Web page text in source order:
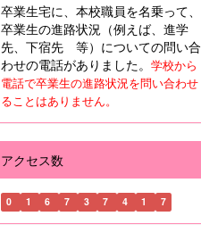
卒業生宅に、本校職員を名乗って、
卒業生の進路状況（例えば、進学
先、下宿先 等）についての問い合
わせの電話がありました。 学校から
電話で卒業生の進路状況を問い合わせ
ることはありません。
アクセス数
0 1 6 7 3 7 4 1 7